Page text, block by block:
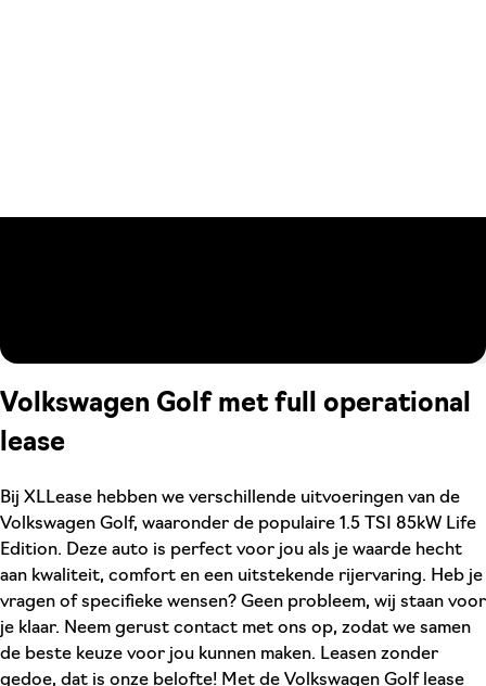
Volkswagen Golf met full operational
lease
Bij XLLease hebben we verschillende uitvoeringen van de
Volkswagen Golf, waaronder de populaire 1.5 TSI 85kW Life
Edition. Deze auto is perfect voor jou als je waarde hecht
aan kwaliteit, comfort en een uitstekende rijervaring. Heb je
vragen of specifieke wensen? Geen probleem, wij staan voor
je klaar. Neem gerust contact met ons op, zodat we samen
de beste keuze voor jou kunnen maken. Leasen zonder
gedoe, dat is onze belofte! Met de Volkswagen Golf lease